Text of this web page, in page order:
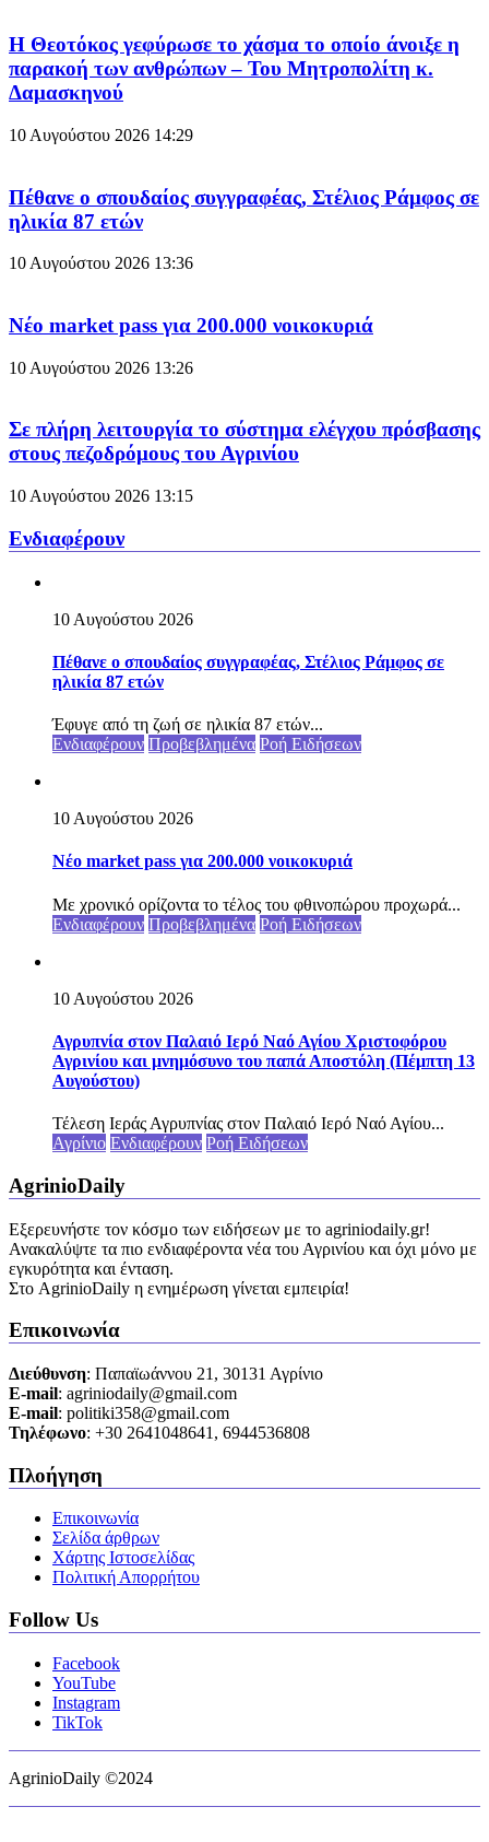
Η Θεοτόκος γεφύρωσε το χάσμα το οποίο άνοιξε η
παρακοή των ανθρώπων – Του Μητροπολίτη κ.
Δαμασκηνού
10 Αυγούστου 2026 14:29
Πέθανε ο σπουδαίος συγγραφέας, Στέλιος Ράμφος σε
ηλικία 87 ετών
10 Αυγούστου 2026 13:36
Νέο market pass για 200.000 νοικοκυριά
10 Αυγούστου 2026 13:26
Σε πλήρη λειτουργία το σύστημα ελέγχου πρόσβασης
στους πεζοδρόμους του Αγρινίου
10 Αυγούστου 2026 13:15
Ενδιαφέρουν
10 Αυγούστου 2026
Πέθανε ο σπουδαίος συγγραφέας, Στέλιος Ράμφος σε
ηλικία 87 ετών
Έφυγε από τη ζωή σε ηλικία 87 ετών...
Ενδιαφέρουν Προβεβλημένα Ροή Ειδήσεων
10 Αυγούστου 2026
Νέο market pass για 200.000 νοικοκυριά
Με χρονικό ορίζοντα το τέλος του φθινοπώρου προχωρά...
Ενδιαφέρουν Προβεβλημένα Ροή Ειδήσεων
10 Αυγούστου 2026
Αγρυπνία στον Παλαιό Ιερό Ναό Αγίου Χριστοφόρου
Αγρινίου και μνημόσυνο του παπά Αποστόλη (Πέμπτη 13
Αυγούστου)
Τέλεση Ιεράς Αγρυπνίας στον Παλαιό Ιερό Ναό Αγίου...
Αγρίνιο Ενδιαφέρουν Ροή Ειδήσεων
AgrinioDaily
Εξερευνήστε τον κόσμο των ειδήσεων με το agriniodaily.gr!
Ανακαλύψτε τα πιο ενδιαφέροντα νέα του Αγρινίου και όχι μόνο με
εγκυρότητα και ένταση.
Στο AgrinioDaily η ενημέρωση γίνεται εμπειρία!
Επικοινωνία
Διεύθυνση: Παπαϊωάννου 21, 30131 Αγρίνιο
Ε-mail: agriniodaily@gmail.com
Ε-mail: politiki358@gmail.com
Τηλέφωνο: +30 2641048641, 6944536808
Πλοήγηση
Επικοινωνία
Σελίδα άρθρων
Χάρτης Ιστοσελίδας
Πολιτική Απορρήτου
Follow Us
Facebook
YouTube
Instagram
TikTok
AgrinioDaily ©2024